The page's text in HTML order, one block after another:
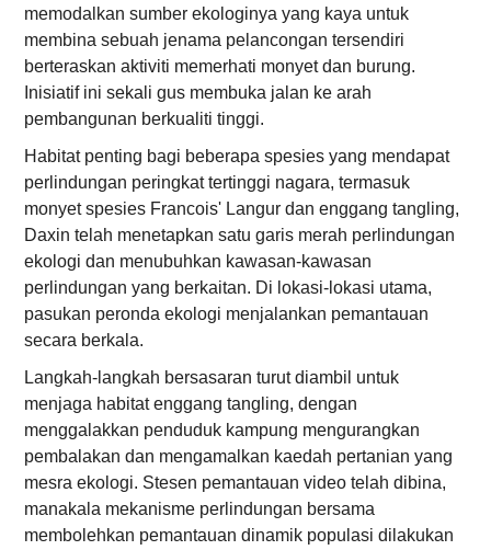
memodalkan sumber ekologinya yang kaya untuk
membina sebuah jenama pelancongan tersendiri
berteraskan aktiviti memerhati monyet dan burung.
Inisiatif ini sekali gus membuka jalan ke arah
pembangunan berkualiti tinggi.
Habitat penting bagi beberapa spesies yang mendapat
perlindungan peringkat tertinggi nagara, termasuk
monyet spesies Francois' Langur dan enggang tangling,
Daxin telah menetapkan satu garis merah perlindungan
ekologi dan menubuhkan kawasan-kawasan
perlindungan yang berkaitan. Di lokasi-lokasi utama,
pasukan peronda ekologi menjalankan pemantauan
secara berkala.
Langkah-langkah bersasaran turut diambil untuk
menjaga habitat enggang tangling, dengan
menggalakkan penduduk kampung mengurangkan
pembalakan dan mengamalkan kaedah pertanian yang
mesra ekologi. Stesen pemantauan video telah dibina,
manakala mekanisme perlindungan bersama
membolehkan pemantauan dinamik populasi dilakukan